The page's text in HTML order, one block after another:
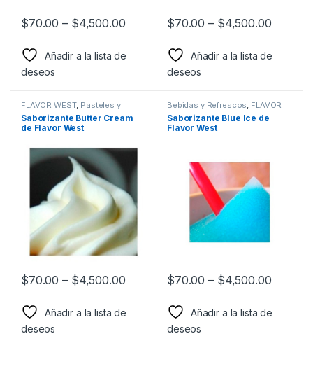
$70.00 – $4,500.00
Añadir a la lista de
deseos
$70.00 – $4,500.00
Añadir a la lista de
deseos
FLAVOR WEST, Pasteles y
Postres Sabor a Pasteles y
postres,Saborizantes
Saborizante Butter Cream
de Flavor West
$70.00 – $4,500.00
Añadir a la lista de
deseos
Bebidas y Refrescos, FLAVOR
WEST ,Sabor a Bebidas y
Refrescos,Saborizantes
Saborizante Blue Ice de
Flavor West
$70.00 – $4,500.00
Añadir a la lista de
deseos